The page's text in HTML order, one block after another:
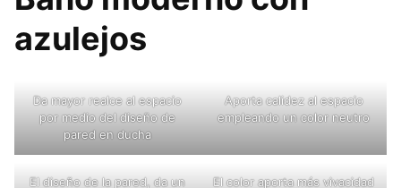
azulejos
Da mayor realce al espacio
por medio del diseño de
pared en ducha
Aporta calidez al espacio
empleando un color neutro
El diseño de la pared, da un
El color aporta más vivacidad